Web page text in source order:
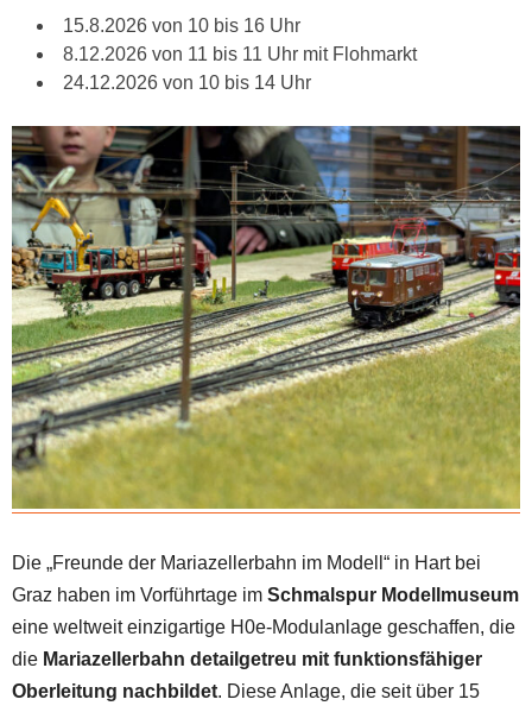
15.8.2026 von 10 bis 16 Uhr
8.12.2026 von 11 bis 11 Uhr mit Flohmarkt
24.12.2026 von 10 bis 14 Uhr
Die „Freunde der Mariazellerbahn im Modell“ in Hart bei
Graz haben im Vorführtage im Schmalspur Modellmuseum
eine weltweit einzigartige H0e-Modulanlage geschaffen, die
die Mariazellerbahn detailgetreu mit funktionsfähiger
Oberleitung nachbildet. Diese Anlage, die seit über 15